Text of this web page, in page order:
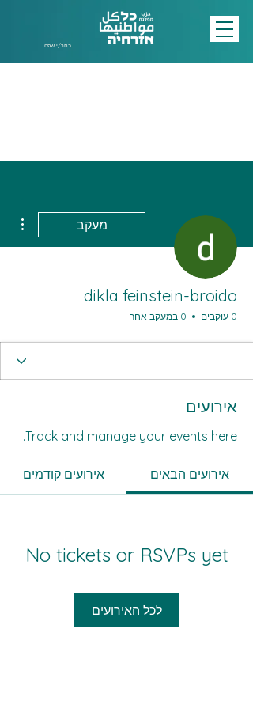
בחר/י שפה
מעקב
dikla feinstein-broido
0 עוקבים 0 במעקב אחר
אירועים
Track and manage your events here.
אירועים הבאים אירועים קודמים
No tickets or RSVPs yet
לכל האירועים